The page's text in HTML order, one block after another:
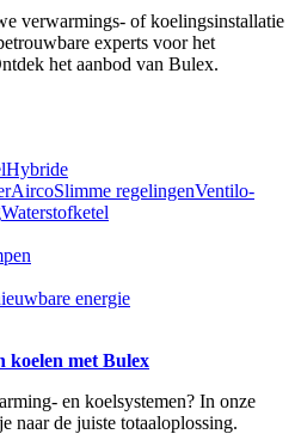
verwarmings- of koelingsinstallatie
experts voor het
het aanbod van Bulex.
Hybride
AircoSlimme regelingenVentilo-
Waterstofketel
energie
koelen met Bulex
en koelsystemen? In onze
naar de juiste totaaloplossing.